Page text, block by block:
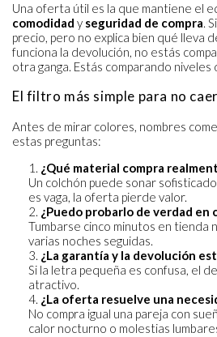
Una oferta útil es la que mantiene el
comodidad y seguridad de compra.
precio, pero no explica bien qué lleva
funciona la devolución, no estás
otra ganga. Estás comparando
El filtro más simple para no
Antes de mirar colores, nombres
estas preguntas:
¿Qué material compra
Un colchón puede sonar
es vaga, la oferta pierde valor.
¿Puedo probarlo de verdad en
Tumbarse cinco minutos en tienda
varias noches seguidas.
¿La garantía y la devolución
Si la letra pequeña es confusa, el
atractivo.
¿La oferta resuelve una
No compra igual una pareja con
calor nocturno o molestias